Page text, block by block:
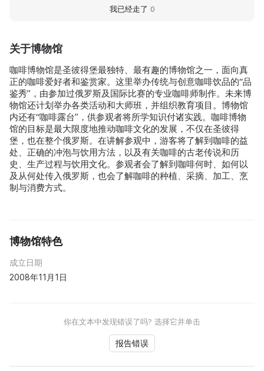
关于博物馆
咖啡博物馆是圣彼得堡最独特、最有趣的博物馆之一，面向真
正的咖啡爱好者和鉴赏家。这里举办传统与创意咖啡饮品的“品
鉴秀”，由参加过俄罗斯及国际比赛的专业咖啡师制作。未来博
物馆还计划举办各类活动和大师班，并组织教育项目。博物馆
内还有“咖啡露台”，供参观者将所学知识付诸实践。咖啡博物
馆的目标是最大限度地推动咖啡文化的发展，不仅在圣彼得
堡，也在整个俄罗斯。在讲解参观中，游客将了解到咖啡的益
处、正确的冲泡与饮用方法，以及有关咖啡的古老传说和历
史、生产过程与饮用文化。参观者会了解到咖啡何时、如何以
及从何处传入俄罗斯，也会了解咖啡的种植、采摘、加工、烹
制与消费方式。
博物馆特色
成立日期
2008年11月1日
你在文本中发现错误了吗? 选择它并单击
报告错误
我已经走了 0